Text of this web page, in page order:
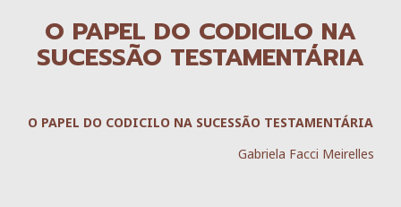
O PAPEL DO CODICILO NA
SUCESSÃO TESTAMENTÁRIA
O PAPEL DO CODICILO NA SUCESSÃO TESTAMENTÁRIA
Gabriela Facci Meirelles